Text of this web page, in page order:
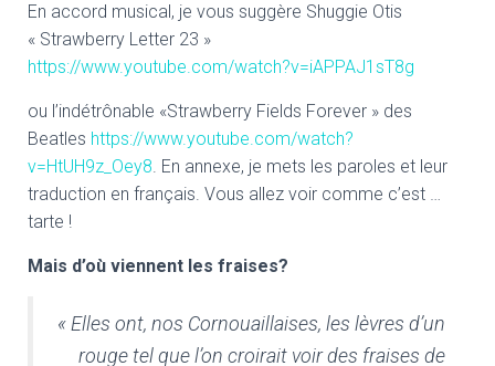
En accord musical, je vous suggère Shuggie Otis
« Strawberry Letter 23 »
https://www.youtube.com/watch?v=iAPPAJ1sT8g
ou l’indétrônable «Strawberry Fields Forever » des
Beatles https://www.youtube.com/watch?
v=HtUH9z_Oey8. En annexe, je mets les paroles et leur
traduction en français. Vous allez voir comme c’est …
tarte !
Mais d’où viennent les fraises?
« Elles ont, nos Cornouaillaises, les lèvres d’un
rouge tel que l’on croirait voir des fraises de